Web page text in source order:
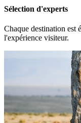
Sélection d'experts
Chaque destination est
l'expérience visiteur.